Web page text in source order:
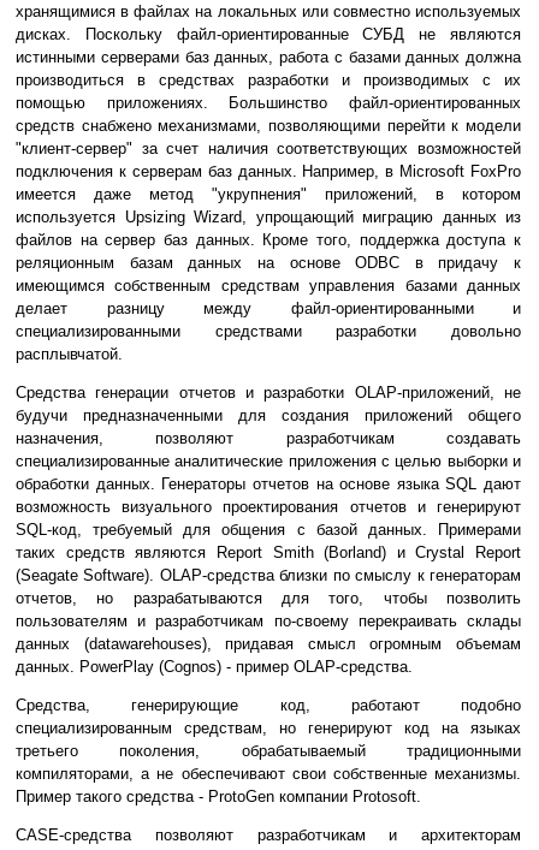
хранящимися в файлах на локальных или совместно используемых
дисках. Поскольку файл-ориентированные СУБД не являются
истинными серверами баз данных, работа с базами данных должна
производиться в средствах разработки и производимых с их
помощью приложениях. Большинство файл-ориентированных
средств снабжено механизмами, позволяющими перейти к модели
"клиент-сервер" за счет наличия соответствующих возможностей
подключения к серверам баз данных. Например, в Microsoft FoxPro
имеется даже метод "укрупнения" приложений, в котором
используется Upsizing Wizard, упрощающий миграцию данных из
файлов на сервер баз данных. Кроме того, поддержка доступа к
реляционным базам данных на основе ODBC в придачу к
имеющимся собственным средствам управления базами данных
делает разницу между файл-ориентированными и
специализированными средствами разработки довольно
расплывчатой.
Средства генерации отчетов и разработки OLAP-приложений, не
будучи предназначенными для создания приложений общего
назначения, позволяют разработчикам создавать
специализированные аналитические приложения с целью выборки и
обработки данных. Генераторы отчетов на основе языка SQL дают
возможность визуального проектирования отчетов и генерируют
SQL-код, требуемый для общения с базой данных. Примерами
таких средств являются Report Smith (Borland) и Crystal Report
(Seagate Software). OLAP-cредства близки по смыслу к генераторам
отчетов, но разрабатываются для того, чтобы позволить
пользователям и разработчикам по-своему перекраивать склады
данных (datawarehouses), придавая смысл огромным объемам
данных. PowerPlay (Cognos) - пример OLAP-средства.
Средства, генерирующие код, работают подобно
специализированным средствам, но генерируют код на языках
третьего поколения, обрабатываемый традиционными
компиляторами, а не обеспечивают свои собственные механизмы.
Пример такого средства - ProtoGen компании Protosoft.
CASE-средства позволяют разработчикам и архитекторам